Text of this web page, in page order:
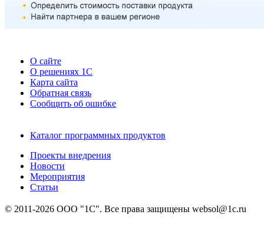
О сайте
О решениях 1С
Карта сайта
Обратная связь
Сообщить об ошибке
Каталог программных продуктов
Проекты внедрения
Новости
Мероприятия
Статьи
© 2011-2026 ООО "1С". Все права защищены websol@1c.ru